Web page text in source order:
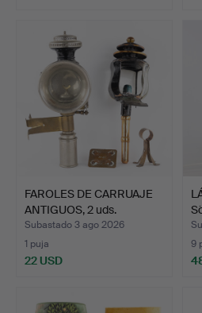
FAROLES DE CARRUAJE
ANTIGUOS, 2 uds.
Subastado 3 ago 2026
1 puja
22 USD
9